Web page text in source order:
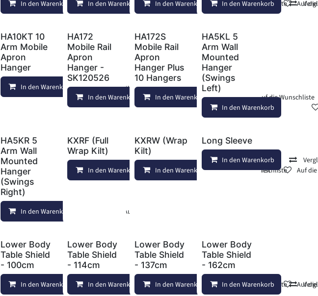
In den Warenkorb Vergleichen Auf die Wunschliste
In den Warenkorb Vergleichen Auf die Wunschliste
In den Warenkorb Vergleichen Auf
In den Warenkorb
HA10KT 10
Arm Mobile
Apron
Hanger
In den Warenkorb Auf die Wunschliste
HA172
Mobile Rail
Apron
Hanger -
SK120526
In den Warenkorb Auf die Wunschliste
HA172S
Mobile Rail
Apron
Hanger Plus
10 Hangers
In den Warenkorb Auf die Wunschliste
HA5KL 5
Arm Wall
Mounted
Hanger
(Swings
Left)
In den Warenkorb
HA5KR 5
Arm Wall
Mounted
Hanger
(Swings
Right)
In den Warenkorb Auf die Wunschliste
KXRF (Full
Wrap Kilt)
In den Warenkorb Vergleichen Auf die Wunschliste
KXRW (Wrap
Kilt)
In den Warenkorb Vergleichen Auf
Long Sleeve
In den Warenkorb
Lower Body
Table Shield
- 100cm
In den Warenkorb Vergleichen Auf die Wunschliste
Lower Body
Table Shield
- 114cm
In den Warenkorb Vergleichen Auf die Wunschliste
Lower Body
Table Shield
- 137cm
In den Warenkorb Vergleichen Auf
Lower Body
Table Shield
- 162cm
In den Warenkorb